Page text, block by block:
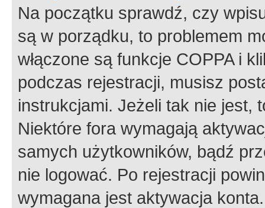
Na początku sprawdź, czy
są w porządku, to problemem
włączone są funkcje COPPA i
podczas rejestracji, musisz
instrukcjami. Jeżeli tak nie jest,
Niektóre fora wymagają
samych użytkowników, bądź
nie logować. Po rejestracji
wymagana jest aktywacja